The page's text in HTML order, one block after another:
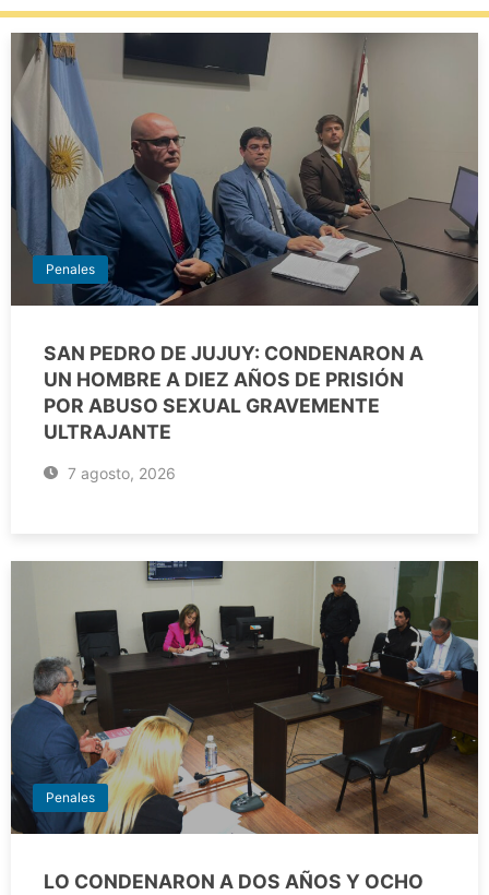
Penales
SAN PEDRO DE JUJUY: CONDENARON A
UN HOMBRE A DIEZ AÑOS DE PRISIÓN
POR ABUSO SEXUAL GRAVEMENTE
ULTRAJANTE
7 agosto, 2026
Penales
LO CONDENARON A DOS AÑOS Y OCHO